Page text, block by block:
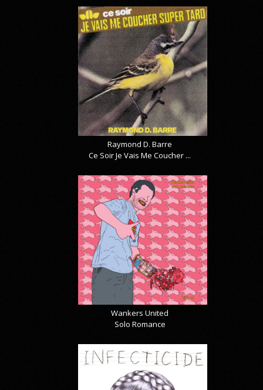
Raymond D. Barre
Ce Soir Je Vais Me Coucher ...
Wankers United
Solo Romance